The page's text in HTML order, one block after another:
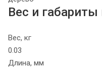
Вес и габариты
Вес, кг
0.03
Длина, мм